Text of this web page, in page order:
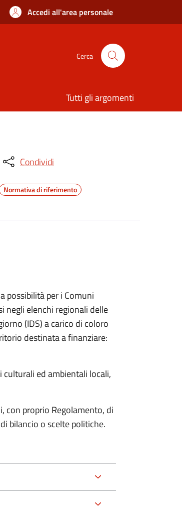
Accedi all'area personale
Cerca
Tutti gli argomenti
Condividi
Normativa di riferimento
possibilità per i Comuni
negli elenchi regionali delle
(IDS) a carico di coloro
destinata a finanziare:
ed ambientali locali,
con proprio Regolamento, di
bilancio o scelte politiche.